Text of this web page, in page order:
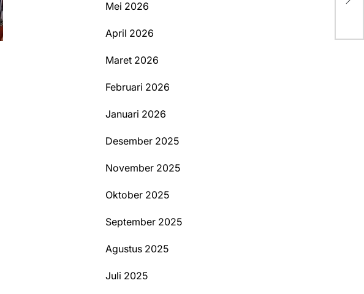
Mei 2026
April 2026
Maret 2026
Februari 2026
Januari 2026
Desember 2025
November 2025
Oktober 2025
September 2025
Agustus 2025
Juli 2025